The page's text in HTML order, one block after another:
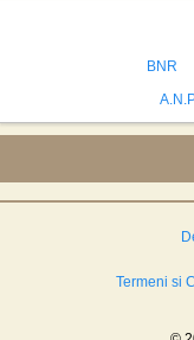
preconizeaza ca va
isi bazeaza oferta pe
BNR
Termeni si